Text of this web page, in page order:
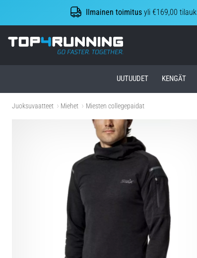
Ilmainen toimitus yli €169,00
Top4Running.fi
UUTUUDET KENGÄT
Juoksuvaatteet Miehet Miesten collegepaidat